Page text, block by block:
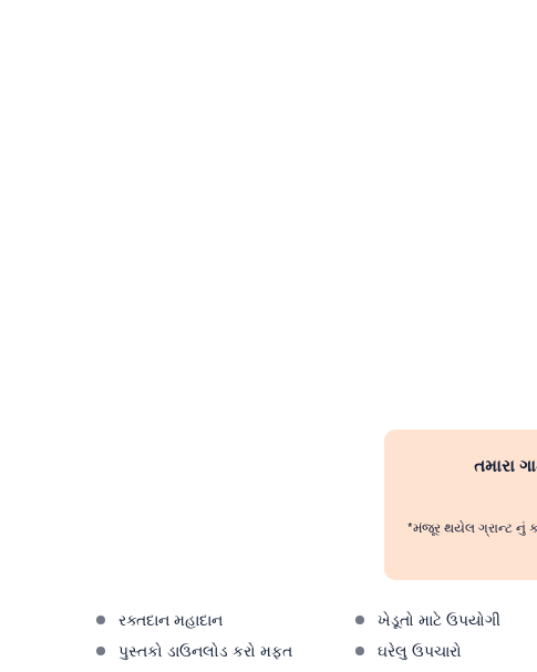
તમારા
*મંજૂર થયેલ ગ્રાન્ટ નું
રક્તદાન મહાદાન ખેડૂતો માટે ઉપયોગી
પુસ્તકો ડાઉનલોડ કરો મફત
ઘરેલુ ઉપચારો